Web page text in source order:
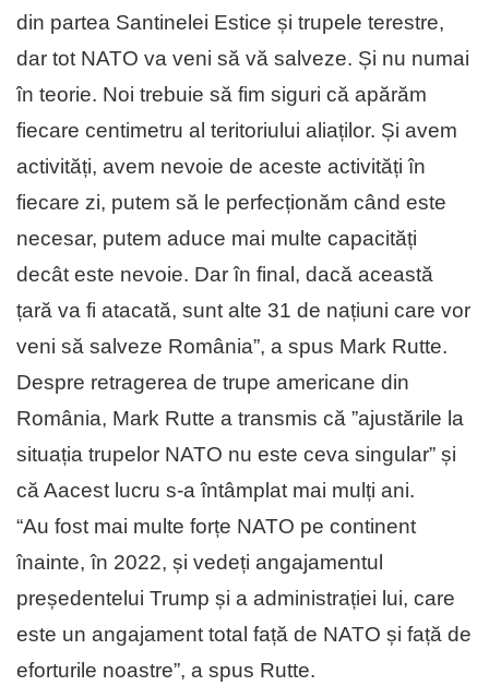
din partea Santinelei Estice și trupele terestre,
dar tot NATO va veni să vă salveze. Și nu numai
în teorie. Noi trebuie să fim siguri că apărăm
fiecare centimetru al teritoriului aliaților. Și avem
activități, avem nevoie de aceste activități în
fiecare zi, putem să le perfecționăm când este
necesar, putem aduce mai multe capacități
decât este nevoie. Dar în final, dacă această
țară va fi atacată, sunt alte 31 de națiuni care vor
veni să salveze România”, a spus Mark Rutte.
Despre retragerea de trupe americane din
România, Mark Rutte a transmis că ”ajustările la
situația trupelor NATO nu este ceva singular” și
că Aacest lucru s-a întâmplat mai mulți ani.
“Au fost mai multe forțe NATO pe continent
înainte, în 2022, și vedeți angajamentul
președentelui Trump și a administrației lui, care
este un angajament total față de NATO și față de
eforturile noastre”, a spus Rutte.